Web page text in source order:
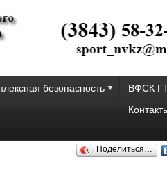
безопасность
ВФСК
Поделиться…